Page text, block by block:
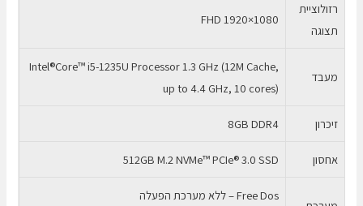
רזולוציית
תצוגה
FHD 1920×1080
מעבד
Intel®Core™ i5-1235U Processor 1.3 GHz (12M Cache,
up to 4.4 GHz, 10 cores)
זיכרון 8GB DDR4
אחסון 512GB M.2 NVMe™ PCIe® 3.0 SSD
Free Dos – ללא מערכת הפעלה